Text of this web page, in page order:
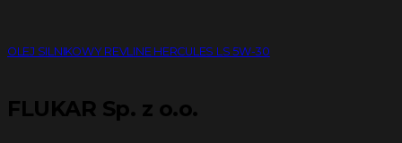
OLEJ SILNIKOWY REVLINE HERCULES LS 5W-30
FLUKAR Sp. z o.o.